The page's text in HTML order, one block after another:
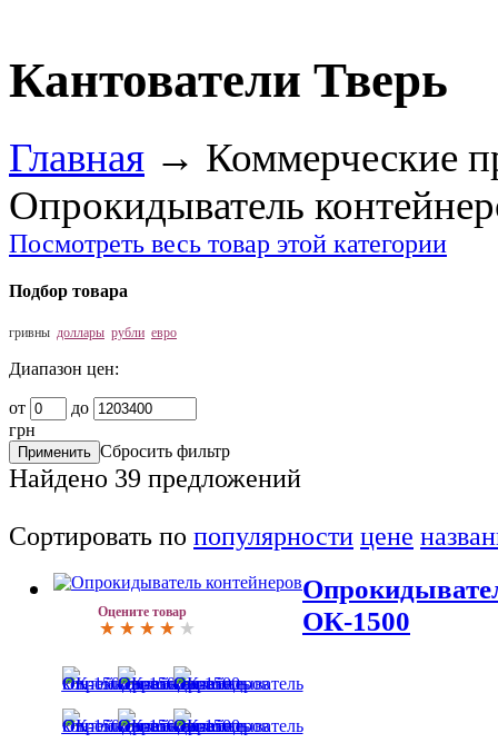
Кантователи Тверь
Главная → Коммерческие
Опрокидыватель
Посмотреть весь товар этой категории
Подбор товара
гривны доллары рубли евро
Диапазон цен:
от
до
грн
Сбросить фильтр
Найдено 39 предложений
Сортировать по популярности цене
Оцените товар
ОК-1500